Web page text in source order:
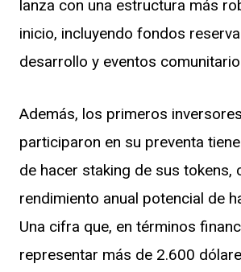
lanza con una estructura más
inicio, incluyendo fondos
desarrollo y eventos
Además, los primeros
participaron en su preventa
de hacer staking de sus tokens,
rendimiento anual potencial de
Una cifra que, en términos
representar más de 2.600